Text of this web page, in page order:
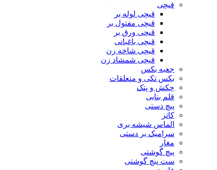
قیچی
قیچی لوله بر
قیچی مفتول بر
قیچی ورق بر
قیچی باغبانی
قیچی شاخه زن
قیچی شمشاد زن
جعبه بکس
بکس تکی و متعلقات
چکش و پتک
قلم بنایی
پیچ دستی
کاتر
الماس شیشه بری
سرامیک بر دستی
مغار
پیچ گوشتی
ست پیچ گوشتی